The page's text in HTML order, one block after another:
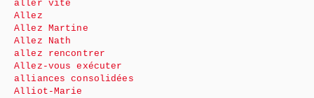
aller vite
Allez
Allez Martine
Allez Nath
allez rencontrer
Allez-vous exécuter
alliances consolidées
Alliot-Marie